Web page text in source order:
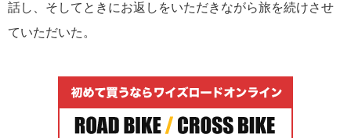
話し、そしてときにお返しをいただきながら旅を続けさせ
ていただいた。